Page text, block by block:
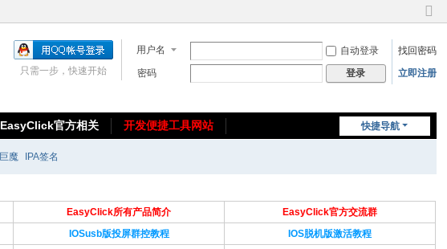
切
到
窄
用户名 自动登录
找回密码
密码
登录 立即注册
只需一步，快速开始
快捷导航
EasyClick官方相关
开发便捷工具网站
巨魔 IPA签名
EasyClick所有产品简介
EasyClick官方交流群
IOSusb版投屏群控教程
IOS脱机版激活教程